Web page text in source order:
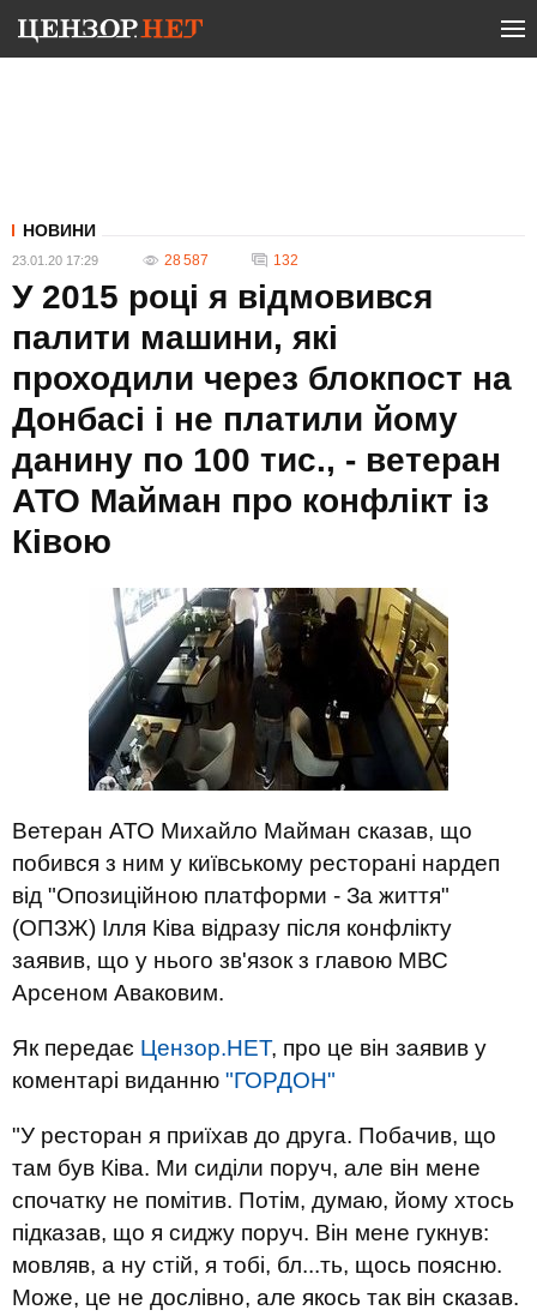
НОВИНИ
23.01.20 17:29 28 587 132
У 2015 році я відмовився
палити машини, які
проходили через блокпост на
Донбасі і не платили йому
данину по 100 тис., - ветеран
АТО Майман про конфлікт із
Ківою
Ветеран АТО Михайло Майман сказав, що
побився з ним у київському ресторані нардеп
від "Опозиційною платформи - За життя"
(ОПЗЖ) Ілля Ківа відразу після конфлікту
заявив, що у нього зв'язок з главою МВС
Арсеном Аваковим.
Як передає Цензор.НЕТ, про це він заявив у
коментарі виданню "ГОРДОН"
"У ресторан я приїхав до друга. Побачив, що
там був Ківа. Ми сиділи поруч, але він мене
спочатку не помітив. Потім, думаю, йому хтось
підказав, що я сиджу поруч. Він мене гукнув:
мовляв, а ну стій, я тобі, бл...ть, щось поясню.
Може, це не дослівно, але якось так він сказав.